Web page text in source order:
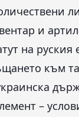
и
на
към
–